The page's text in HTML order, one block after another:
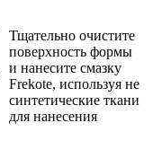
Тщательно очистите
поверхность формы
и нанесите смазку
Frekote, используя не
синтетические ткани
для нанесения